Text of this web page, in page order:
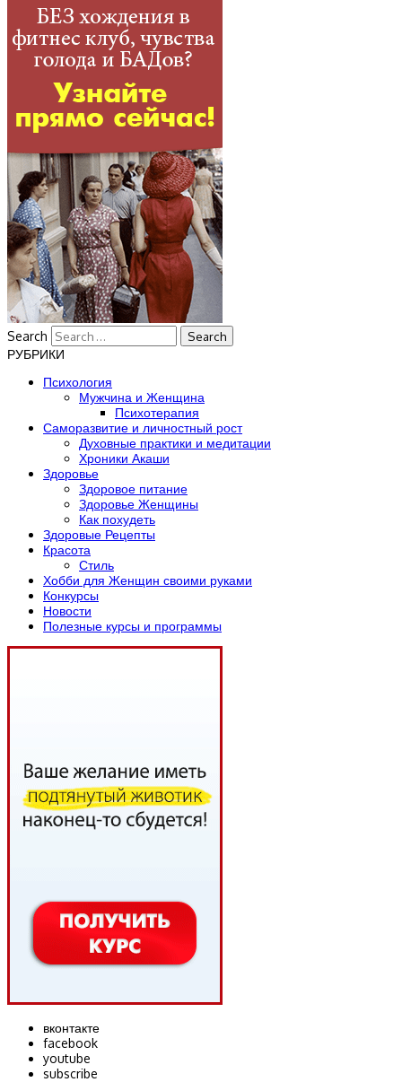
Search
РУБРИКИ
Психология
Мужчина и Женщина
Психотерапия
Саморазвитие и личностный рост
Духовные практики и медитации
Хроники Акаши
Здоровье
Здоровое питание
Здоровье Женщины
Как похудеть
Здоровые Рецепты
Красота
Стиль
Хобби для Женщин своими руками
Конкурсы
Новости
Полезные курсы и программы
вконтакте
facebook
youtube
subscribe